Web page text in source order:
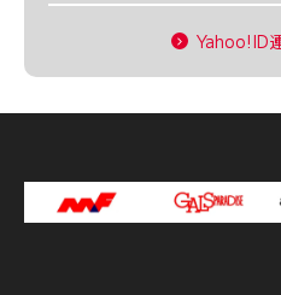
Yahoo!ID